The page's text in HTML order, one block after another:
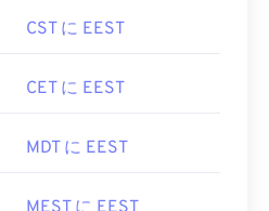
CST に EEST
CET に EEST
MDT に EEST